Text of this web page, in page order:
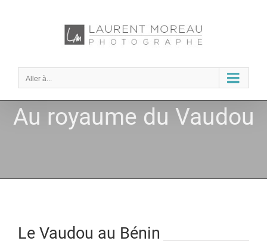
Aller à...
Au royaume du Vaudou
Le Vaudou au Bénin